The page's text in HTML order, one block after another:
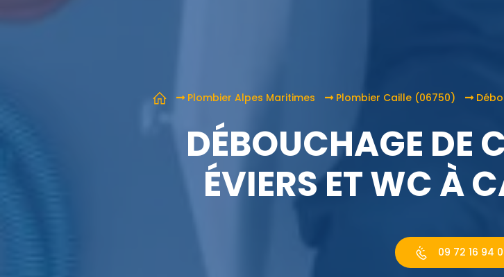
Plombier Alpes Maritimes Plombier Caille (06750)
DÉBOUCHAGE DE
ÉVIERS ET WC À
09 72 16 94